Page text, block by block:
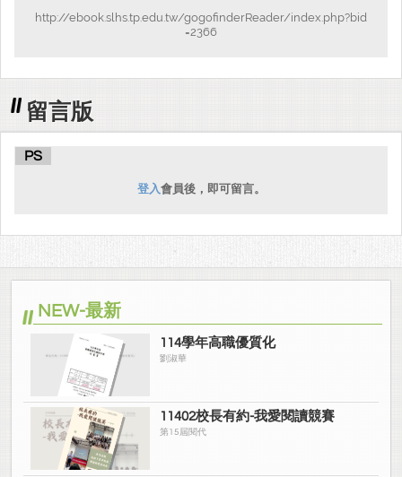
http://ebook.slhs.tp.edu.tw/gogofinderReader/index.php?bid
=2366
留言版
PS
登入會員後，即可留言。
NEW-最新
114學年高職優質化
劉淑華
11402校長有約-我愛閱讀競賽
第15屆閱代